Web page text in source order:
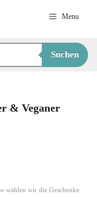
Menu
Suchen
& Veganer
wählen wir die Geschenke